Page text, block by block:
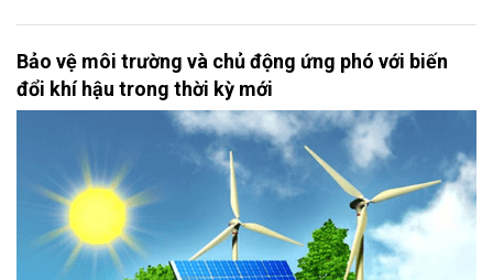
Bảo vệ môi trường và chủ động ứng phó với biến
đổi khí hậu trong thời kỳ mới